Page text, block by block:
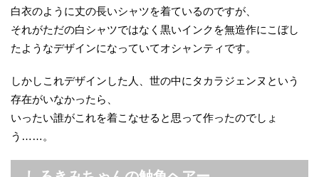
白衣のように丈の長いシャツを着ているのですが、
それがただの白シャツではなく黒いインクを無造作にこぼし
たようなデザインになっていてオシャンティです。
しかしこれデザインした人、世の中にタカラジェンヌという
存在がいなかったら、
いったい誰がこれを着こなせると思って作ったのでしょ
う……。